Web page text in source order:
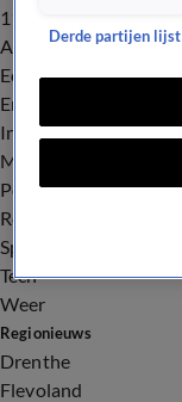
112
Advies & Tips
Economie
Entertainment
Infrastructuur
Milieu en Gezondheid
Politiek
Royalty
Sport
Tech
Weer
Regionieuws
Drenthe
Flevoland
Derde partijen lijst